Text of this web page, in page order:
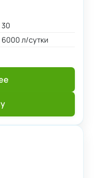
30
6000 л/сутки